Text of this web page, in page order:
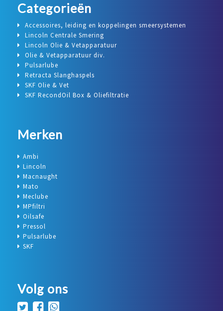
Categorieën
Accessoires, leiding en koppelingen smeersystemen
Lincoln Centrale Smering
Lincoln Olie & Vetapparatuur
Olie & Vetapparatuur div.
Pulsarlube
Retracta Slanghaspels
SKF Olie & Vet
SKF RecondOil Box & Oliefiltratie
Merken
Ambi
Lincoln
Macnaught
Mato
Meclube
MPfiltri
Oilsafe
Pressol
Pulsarlube
SKF
Volg ons